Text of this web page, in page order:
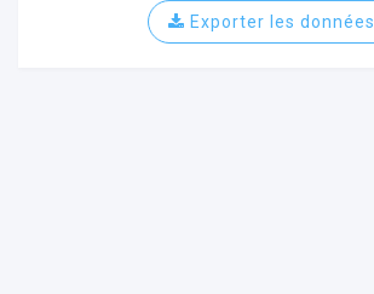
Exporter les données